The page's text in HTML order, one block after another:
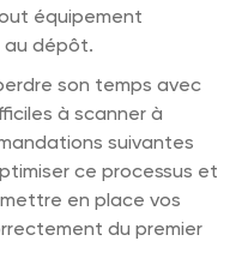
équipement
dépôt.
son temps avec
à scanner à
suivantes
ce processus et
en place vos
du premier